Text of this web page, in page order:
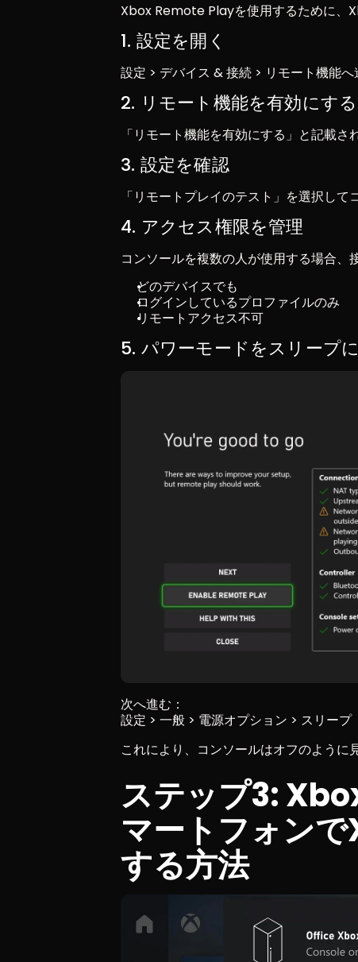
Xbox Remote Playを使用するために、
1. 設定を開く
設定 > デバイス & 接続 > リモート機能へ
2. リモート機能を有効にする
「リモート機能を有効にする」と記載さ
3. 設定を確認
「リモートプレイのテスト」を選択し
4. アクセス権限を管理
コンソールを複数の人が使用する場合、
どのデバイスでも
ログインしているプロファイルのみ
リモートアクセス不可
5. パワーモードをスリープ
次へ進む：
設定 > 一般 > 電源オプション > スリープ
これにより、コンソールはオフのように
ステップ3:
マートフォン
する方法